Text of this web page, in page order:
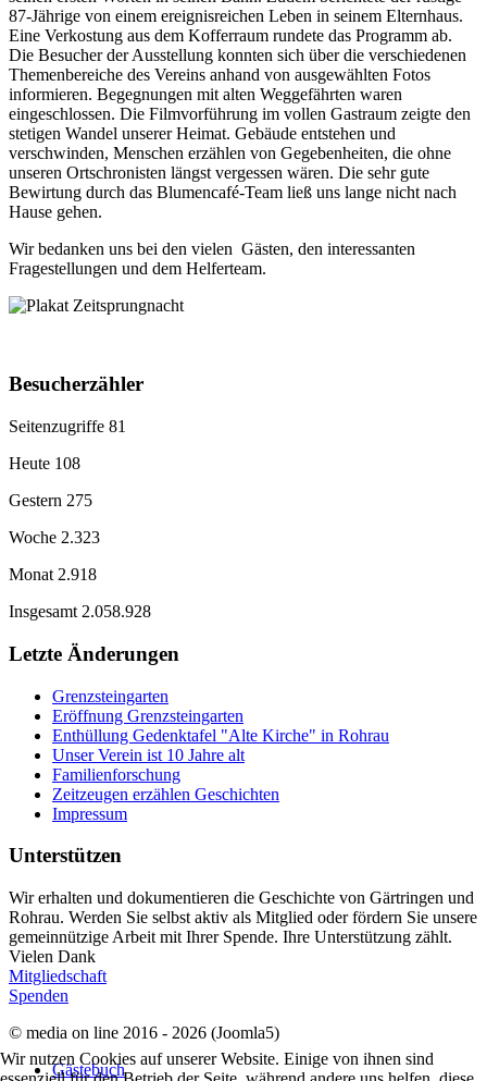
87-Jährige von einem ereignisreichen Leben in seinem Elternhaus.
Eine Verkostung aus dem Kofferraum rundete das Programm ab.
Die Besucher der Ausstellung konnten sich über die verschiedenen
Themenbereiche des Vereins anhand von ausgewählten Fotos
informieren. Begegnungen mit alten Weggefährten waren
eingeschlossen. Die Filmvorführung im vollen Gastraum zeigte den
stetigen Wandel unserer Heimat. Gebäude entstehen und
verschwinden, Menschen erzählen von Gegebenheiten, die ohne
unseren Ortschronisten längst vergessen wären. Die sehr gute
Bewirtung durch das Blumencafé-Team ließ uns lange nicht nach
Hause gehen.
Wir bedanken uns bei den vielen Gästen, den interessanten
Fragestellungen und dem Helferteam.
Besucherzähler
Seitenzugriffe 81
Heute 108
Gestern 275
Woche 2.323
Monat 2.918
Insgesamt 2.058.928
Letzte Änderungen
Grenzsteingarten
Eröffnung Grenzsteingarten
Enthüllung Gedenktafel "Alte Kirche" in Rohrau
Unser Verein ist 10 Jahre alt
Familienforschung
Zeitzeugen erzählen Geschichten
Impressum
Unterstützen
Wir erhalten und dokumentieren die Geschichte von Gärtringen und
Rohrau. Werden Sie selbst aktiv als Mitglied oder fördern Sie unsere
gemeinnützige Arbeit mit Ihrer Spende. Ihre Unterstützung zählt.
Vielen Dank
Mitgliedschaft
Spenden
© media on line 2016 - 2026 (Joomla5)
Gästebuch
Wir nutzen Cookies auf unserer Website. Einige von ihnen sind